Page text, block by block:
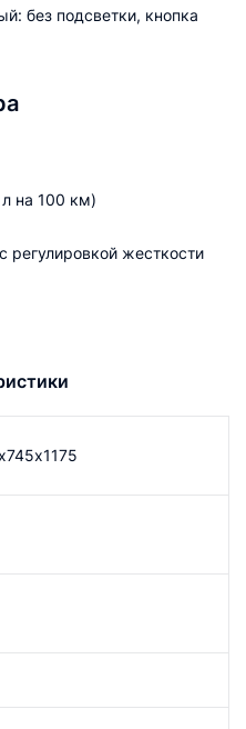
без подсветки, кнопка
на 100 км)
регулировкой жесткости